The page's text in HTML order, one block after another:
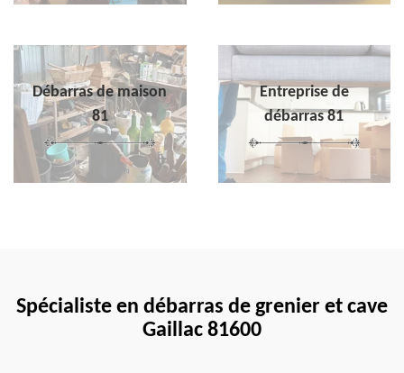
Débarras de maison
81
Entreprise de
débarras 81
Spécialiste en débarras de grenier et cave
Gaillac 81600